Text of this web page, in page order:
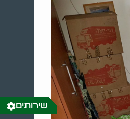
שירותים